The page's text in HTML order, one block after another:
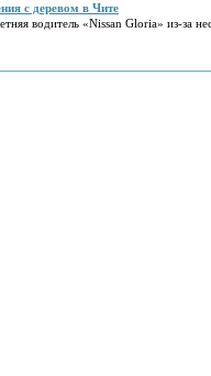
с деревом в Чите
водитель «Nissan Gloria» из-за